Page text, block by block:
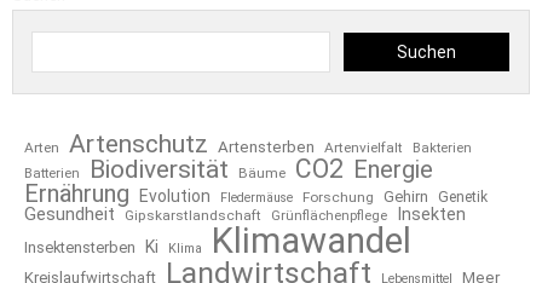
Suchen
Arten Artenschutz Artensterben Artenvielfalt
Bakterien
Batterien
Biodiversität Bäume CO2 Energie
Ernährung
Evolution Fledermäuse Forschung Gehirn Genetik
Gesundheit Gipskarstlandschaft Grünflächenpflege Insekten
Insektensterben Ki Klima Klimawandel
Kreislaufwirtschaft Landwirtschaft Lebensmittel Meer